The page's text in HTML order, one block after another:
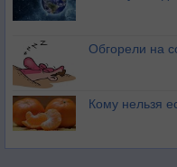
Обгорели на
Кому нельзя